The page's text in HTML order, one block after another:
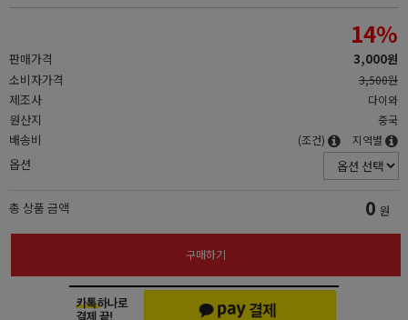
판매가격
14%
3,000원
소비자가격
3,500원
제조사 다이와
원산지 중국
배송비 (조건) 지역별
옵션
총 상품 금액 0 원
구매하기